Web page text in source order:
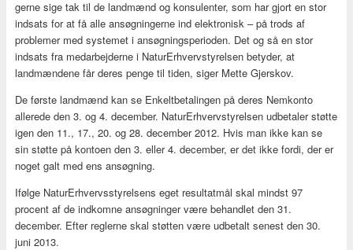
gerne sige tak til de landmænd og konsulenter, som har gjort en stor
indsats for at få alle ansøgningerne ind elektronisk – på trods af
problemer med systemet i ansøgningsperioden. Det og så en stor
indsats fra medarbejderne i NaturErhvervstyrelsen betyder, at
landmændene får deres penge til tiden, siger Mette Gjerskov.
De første landmænd kan se Enkeltbetalingen på deres Nemkonto
allerede den 3. og 4. december. NaturErhvervstyrelsen udbetaler støtte
igen den 11., 17., 20. og 28. december 2012. Hvis man ikke kan se
sin støtte på kontoen den 3. eller 4. december, er det ikke fordi, der er
noget galt med ens ansøgning.
Ifølge NaturErhvervsstyrelsens eget resultatmål skal mindst 97
procent af de indkomne ansøgninger være behandlet den 31.
december. Efter reglerne skal støtten være udbetalt senest den 30.
juni 2013.